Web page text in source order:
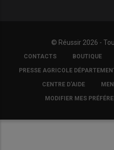
© Réussir 2026 -
FOOTER
COPYRIGHT
CONTACTS BOUTIQUE
PRESSE AGRICOLE
CENTRE D'AIDE
MODIFIER MES